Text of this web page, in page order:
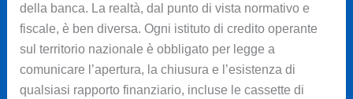
della banca. La realtà, dal punto di vista normativo e
fiscale, è ben diversa. Ogni istituto di credito operante
sul territorio nazionale è obbligato per legge a
comunicare l’apertura, la chiusura e l’esistenza di
qualsiasi rapporto finanziario, incluse le cassette di